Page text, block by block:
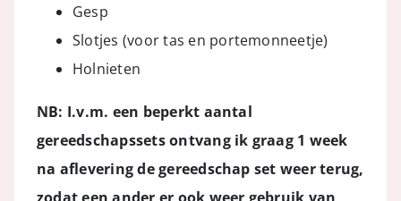
Gesp
Slotjes (voor tas en portemonneetje)
Holnieten
NB: I.v.m. een beperkt aantal
gereedschapssets ontvang ik graag 1 week
na aflevering de gereedschap set weer terug,